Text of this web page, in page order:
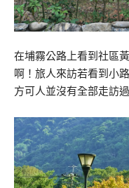
在埔霧公路上看到社區
啊！旅人來訪若看到小
方可人並沒有全部走訪過